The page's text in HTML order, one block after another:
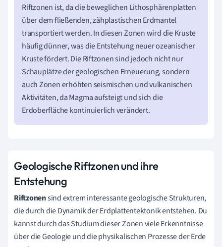
Riftzonen ist, da die beweglichen Lithosphärenplatten
über dem fließenden, zähplastischen Erdmantel
transportiert werden. In diesen Zonen wird die Kruste
häufig dünner, was die Entstehung neuer ozeanischer
Kruste fördert. Die Riftzonen sind jedoch nicht nur
Schauplätze der geologischen Erneuerung, sondern
auch Zonen erhöhten seismischen und vulkanischen
Aktivitäten, da Magma aufsteigt und sich die
Erdoberfläche kontinuierlich verändert.
Geologische Riftzonen und ihre
Entstehung
Riftzonensind extrem interessante geologische Strukturen,
die durch die Dynamik der Erdplattentektonik entstehen. Du
kannst durch das Studium dieser Zonen viele Erkenntnisse
über die Geologie und die physikalischen Prozesse der Erde